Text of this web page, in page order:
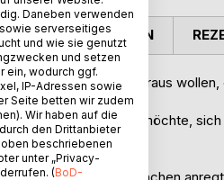
die manchmal einfach raus
nach draussen möchte,
schlecht ist.
das Kinder zum mitmachen anregt
PRESSESTIMMEN
Daneben verwenden
serverseitiges
und wie sie genutzt
und setzen
ein, wodurch ggf.
IP-Adressen sowie
Seite betten wir zudem
Wir haben auf die
den Drittanbieter
beschriebenen
unter „Privacy-
(BoD-